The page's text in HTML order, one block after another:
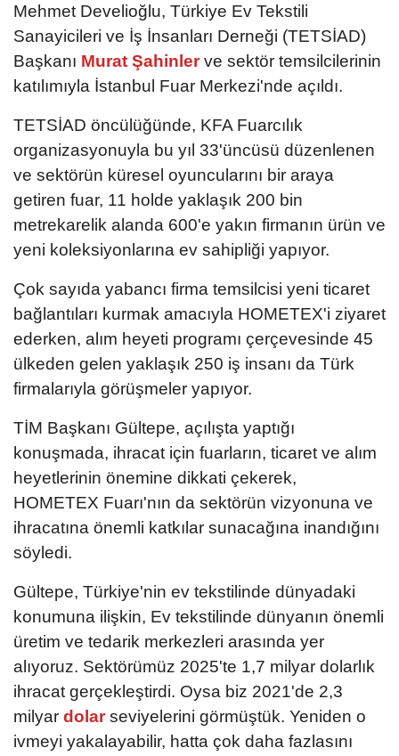
Mehmet Develioğlu, Türkiye Ev Tekstili
Sanayicileri ve İş İnsanları Derneği (TETSİAD)
Başkanı Murat Şahinlerve sektör temsilcilerinin
katılımıyla İstanbul Fuar Merkezi'nde açıldı.
TETSİAD öncülüğünde, KFA Fuarcılık
organizasyonuyla bu yıl 33'üncüsü düzenlenen
ve sektörün küresel oyuncularını bir araya
getiren fuar, 11 holde yaklaşık 200 bin
metrekarelik alanda 600'e yakın firmanın ürün ve
yeni koleksiyonlarına ev sahipliği yapıyor.
Çok sayıda yabancı firma temsilcisi yeni ticaret
bağlantıları kurmak amacıyla HOMETEX'i ziyaret
ederken, alım heyeti programı çerçevesinde 45
ülkeden gelen yaklaşık 250 iş insanı da Türk
firmalarıyla görüşmeler yapıyor.
TİM Başkanı Gültepe, açılışta yaptığı
konuşmada, ihracat için fuarların, ticaret ve alım
heyetlerinin önemine dikkati çekerek,
HOMETEX Fuarı'nın da sektörün vizyonuna ve
ihracatına önemli katkılar sunacağına inandığını
söyledi.
Gültepe, Türkiye'nin ev tekstilinde dünyadaki
konumuna ilişkin, Ev tekstilinde dünyanın önemli
üretim ve tedarik merkezleri arasında yer
alıyoruz. Sektörümüz 2025'te 1,7 milyar dolarlık
ihracat gerçekleştirdi. Oysa biz 2021'de 2,3
milyar dolarseviyelerini görmüştük. Yeniden o
ivmeyi yakalayabilir, hatta çok daha fazlasını